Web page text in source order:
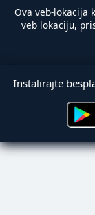
Ova veb-lokacija
veb lokaciju,
Instalirajte